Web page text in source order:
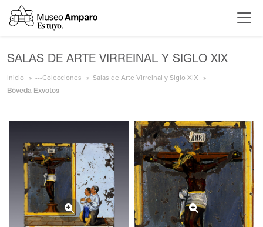
SALAS DE ARTE VIRREINAL Y SIGLO XIX
Inicio ---Colecciones Salas de Arte Virreinal y Siglo XIX
Bóveda Exvotos